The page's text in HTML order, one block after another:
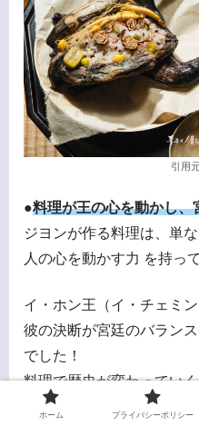
引用
●料理が王の心を動かし、
ジヨンが作る料理は、単
人の心を動かす力 を持っ
イ・ホン王（イ・チェミ
彼の決断が宮廷のバラン
でした！
料理で歴史が変わってい
に“美食×ドラマ”の新境地
ホーム プライバシーポリシー